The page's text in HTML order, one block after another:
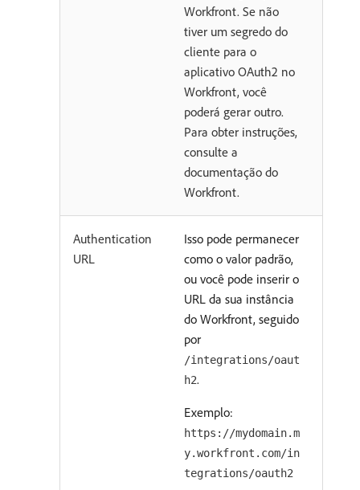
Workfront. Se não
tiver um segredo do
cliente para o
aplicativo OAuth2 no
Workfront, você
poderá gerar outro.
Para obter instruções,
consulte a
documentação do
Workfront.
Authentication
URL
Isso pode permanecer
como o valor padrão,
ou você pode inserir o
URL da sua instância
do Workfront, seguido
por
/integrations/oaut
h2.
Exemplo:
https://mydomain.m
y.workfront.com/in
tegrations/oauth2